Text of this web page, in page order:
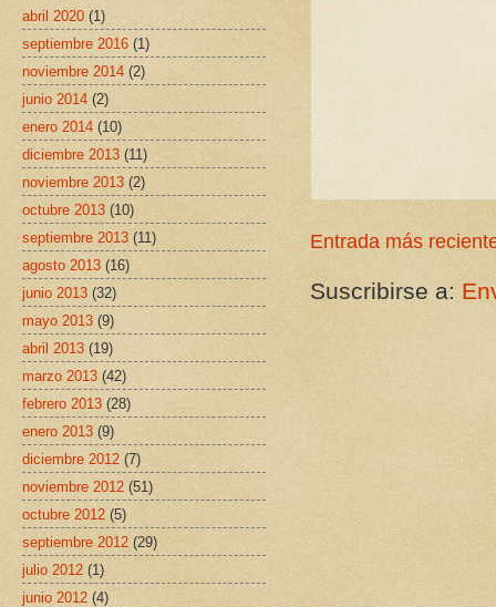
Entrada más
Suscribirse a:
abril 2020 (1)
septiembre 2016 (1)
noviembre 2014 (2)
junio 2014 (2)
enero 2014 (10)
diciembre 2013 (11)
noviembre 2013 (2)
octubre 2013 (10)
septiembre 2013 (11)
agosto 2013 (16)
junio 2013 (32)
mayo 2013 (9)
abril 2013 (19)
marzo 2013 (42)
febrero 2013 (28)
enero 2013 (9)
diciembre 2012 (7)
noviembre 2012 (51)
octubre 2012 (5)
septiembre 2012 (29)
julio 2012 (1)
junio 2012 (4)